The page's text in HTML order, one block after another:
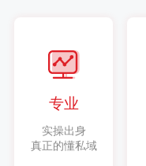
专业
实操出身
真正的懂私域